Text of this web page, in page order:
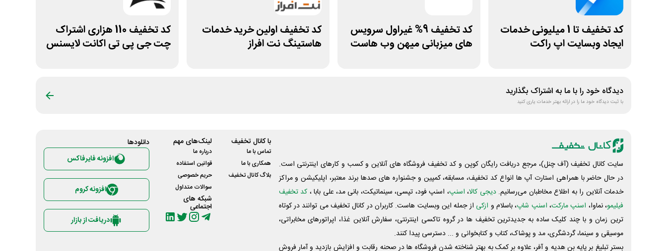
کد تخفیف تا 1 میلیونی خدمات
ایجاد وبسایت اپ راکت
کد تخفیف 9% غیراول سرویس
های میزبانی میهن وب هاست
کد تخفیف اولین خرید خدمات
هاستینگ نت افراز
کد تخفیف 110 هزاری اشتراک
چت جی پی تی اکانت لایسنس
دیدگاه خود را با ما به اشتراک بگذارید
با ثبت دیدگاه خود ما را در ارائه بهتر خدمات یاری کنید
سایت کانال تخفیف (آف چنل)، مرجع دریافت رایگان کوپن و کد تخفیف فروشگاه های آنلاین و کسب و‌ کارهای اینترنتی است.
در حال حاضر با همراهی استارت آپ ها انواع کد تخفیف، مسابقه، کمپین و جشنواره های صدها برند معتبر، اپلیکیشن و مراکز
خدمات آنلاین را به اطلاع مخاطبان می‌رسانیم. دیجی کالا، اسنپ، اسنپ فود، تپسی، سینماتیکت، بانی مد، علی‌ بابا ، کد تخفیف
فیلیمو، نماوا، اسنپ مارکت، اسنپ شاپ، باسلام و ازکی از جمله این وبسایت ‌هاست. کاربران در کانال تخفیف می توانند در کوتاه
ترین زمان و با چند کلیک ساده به جدیدترین تخفیف ها در گروه تاکسی اینترنتی، سفارش آنلاین غذا، اپراتورهای مخابراتی،
موسیقی و سینما، گردشگری، مد و پوشاک، کتاب و کتابخوانی و ... دسترسی پیدا کنند.
بستر تبلیغ بر پایه بن هدیه و آفر، علاوه بر کمک به بهتر شناخته شدن فروشگاه ها در صحنه رقابت و افزایش بازدید و آمار فروش
با کانال تخفیف
تماس با ما
همکاری با ما
بلاگ کانال تخفیف
لینک‌های مهم
درباره ما
قوانین استفاده
حریم خصوصی
سوالات متداول
شبکه های
اجتماعی
دانلود‌ها
افزونه فایرفاکس
افزونه کروم
دریافت از بازار